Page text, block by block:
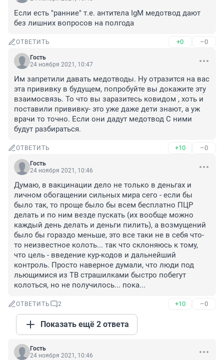
Если есть "ранние" т.е. антитела IgM медотвод дают
без лишних вопросов на полгода
ОТВЕТИТЬ +0 –0
Гость
24 ноября 2021, 10:47
Им запретили давать медотводы. Ну отразится на вас
эта прививку в будущем, попробуйте вы докажите эту
взаимосвязь. То что вы заразитесь ковидом , хоть и
поставили прививку- это уже даже дети знают, а уж
врачи то точно. Если они дадут медотвод С ними
будут разбираться.
ОТВЕТИТЬ +10 –0
Гость
24 ноября 2021, 10:46
Думаю, в вакцинации дело не только в деньгах и
личном обогащении сильных мира сего - если бы
было так, то проще было бы всем бесплатно ПЦР
делать и по ним везде пускать (их вообще можно
каждый день делать и деньги пилить), а возмущений
было бы гораздо меньше, это все таки не в себя что-
то неизвестное колоть... так что склоняюсь к тому,
что цель - введение кур-кодов и дальнейший
контроль. Просто наверное думали, что люди под
льющимися из ТВ страшилками быстро побегут
колоться, но не получилось... пока...
ОТВЕТИТЬ 2 +10 –0
Показать ещё 2 ответа
Гость
24 ноября 2021, 10:46